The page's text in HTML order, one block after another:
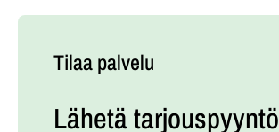
Tilaa palvelu
Lähetä tarjouspyyntö